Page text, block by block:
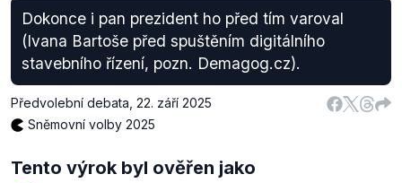
Dokonce i pan prezident ho před tím varoval
(Ivana Bartoše před spuštěním digitálního
stavebního řízení, pozn. Demagog.cz).
Předvolební debata 22. září 2025
Sněmovní volby 2025
Tento výrok byl ověřen jako